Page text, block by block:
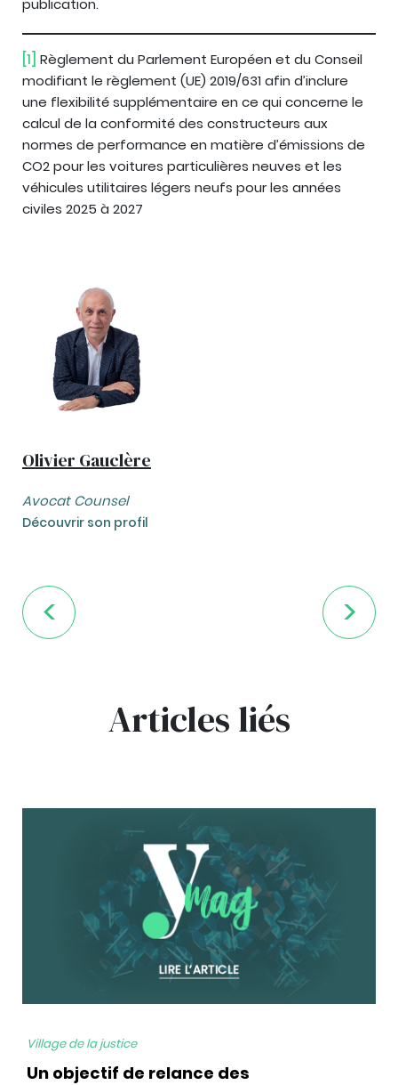
publication.
[1] Règlement du Parlement Européen et du Conseil
modifiant le règlement (UE) 2019/631 afin d’inclure
une flexibilité supplémentaire en ce qui concerne le
calcul de la conformité des constructeurs aux
normes de performance en matière d’émissions de
CO2 pour les voitures particulières neuves et les
véhicules utilitaires légers neufs pour les années
civiles 2025 à 2027
Olivier Gauclère
Avocat Counsel
Découvrir son profil
Articles liés
Village de la justice
Un objectif de relance des